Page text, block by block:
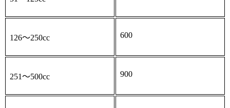
126～250cc 600
251～500cc 900